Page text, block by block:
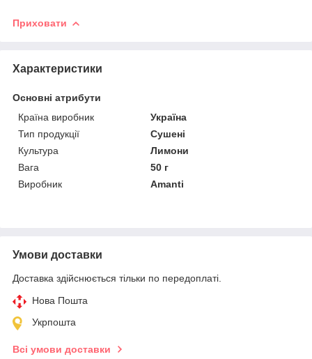
Приховати
Характеристики
Основні атрибути
Країна виробник
Україна
Тип продукції
Сушені
Культура
Лимони
Вага
50 г
Виробник
Amanti
Умови доставки
Доставка здійснюється тільки по передоплаті.
Нова Пошта
Укрпошта
Всі умови доставки